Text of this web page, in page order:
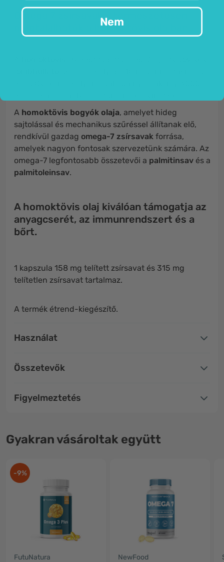
Omega 7 zsírsavak - természetesen
megtalálhatók a homoktövis olajban.
A homoktövis bogyók olaja, amelyet hideg
sajtolással és mechanikus szűréssel állítanak elő,
rendkívül gazdag omega-7 zsírsavak forrása,
amelyek nagyon fontosak szervezetünk számára. Az
omega-7 legfontosabb összetevői a palmitinsav és a
palmitoleinsav.
A homoktövis olaj kiválóan támogatja az
anyagcserét, az immunrendszert és a
bőrt.
1 kapszula 158 mg telített zsírsavat és 315 mg
telítetlen zsírsavat tartalmaz.
A termék étrend-kiegészítő.
Használat
Összetevők
Figyelmeztetés
Gyakran vásároltak együtt
-9%
FutuNatura NewFood
Nem